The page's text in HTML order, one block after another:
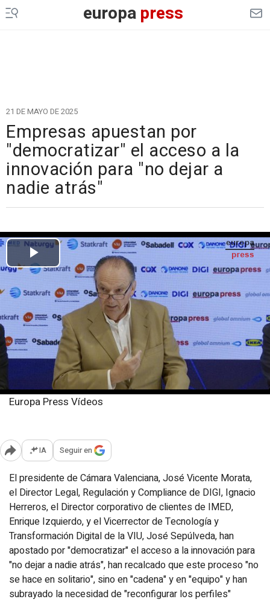
europapress
21 DE MAYO DE 2025
Empresas apuestan por
"democratizar" el acceso a la
innovación para "no dejar a
nadie atrás"
Europa Press Vídeos
Abrir opciones para compartir
IA Seguir en
El presidente de Cámara Valenciana, José Vicente Morata,
el Director Legal, Regulación y Compliance de DIGI, Ignacio
Herreros, el Director corporativo de clientes de IMED,
Enrique Izquierdo, y el Vicerrector de Tecnología y
Transformación Digital de la VIU, José Sepúlveda, han
apostado por "democratizar" el acceso a la innovación para
"no dejar a nadie atrás", han recalcado que este proceso "no
se hace en solitario", sino en "cadena" y en "equipo" y han
subrayado la necesidad de "reconfigurar los perfiles"